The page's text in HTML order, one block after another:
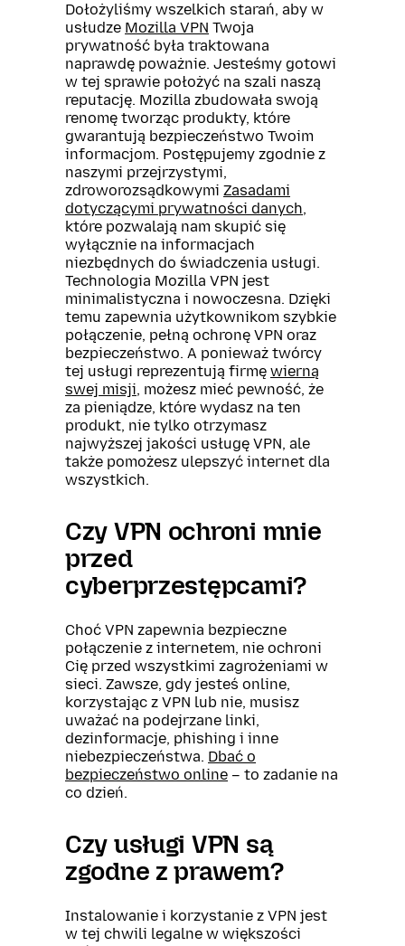
Dołożyliśmy wszelkich starań, aby w
usłudze Mozilla VPN Twoja
prywatność była traktowana
naprawdę poważnie. Jesteśmy gotowi
w tej sprawie położyć na szali naszą
reputację. Mozilla zbudowała swoją
renomę tworząc produkty, które
gwarantują bezpieczeństwo Twoim
informacjom. Postępujemy zgodnie z
naszymi przejrzystymi,
zdroworozsądkowymi Zasadami
dotyczącymi prywatności danych,
które pozwalają nam skupić się
wyłącznie na informacjach
niezbędnych do świadczenia usługi.
Technologia Mozilla VPN jest
minimalistyczna i nowoczesna. Dzięki
temu zapewnia użytkownikom szybkie
połączenie, pełną ochronę VPN oraz
bezpieczeństwo. A ponieważ twórcy
tej usługi reprezentują firmę wierną
swej misji, możesz mieć pewność, że
za pieniądze, które wydasz na ten
produkt, nie tylko otrzymasz
najwyższej jakości usługę VPN, ale
także pomożesz ulepszyć internet dla
wszystkich.
Czy VPN ochroni mnie
przed
cyberprzestępcami?
Choć VPN zapewnia bezpieczne
połączenie z internetem, nie ochroni
Cię przed wszystkimi zagrożeniami w
sieci. Zawsze, gdy jesteś online,
korzystając z VPN lub nie, musisz
uważać na podejrzane linki,
dezinformacje, phishing i inne
niebezpieczeństwa. Dbać o
bezpieczeństwo online – to zadanie na
co dzień.
Czy usługi VPN są
zgodne z prawem?
Instalowanie i korzystanie z VPN jest
w tej chwili legalne w większości